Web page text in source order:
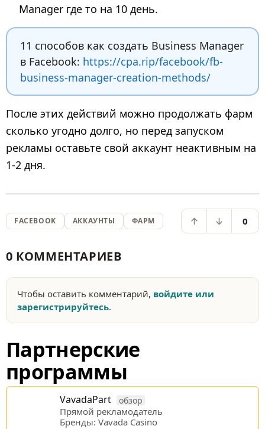
Manager где то на 10 день.
11 способов как создать Business Manager
в Facebook: https://cpa.rip/facebook/fb-
business-manager-creation-methods/
После этих действий можно продолжать фарм
сколько угодно долго, но перед запуском
рекламы оставьте свой аккаунт неактивным на
1-2 дня.
FACEBOOK АККАУНТЫ ФАРМ 0
0 КОММЕНТАРИЕВ
Чтобы оставить комментарий, войдите или
зарегистрируйтесь.
Партнерские
программы
VavadaPart обзор
Прямой рекламодатель
Бренды: Vavada Casino